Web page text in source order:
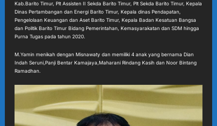
Kab.Barito Timur, Plt Assisten II Sekda Barito Timur, Plt Sekda Barito Timur, Kepala
Dinas Pertambangan dan Energi Barito Timur, Kepala dinas Pendapatan,
Pengelolaan Keuangan dan Aset Barito Timur, Kepala Badan Kesatuan Bangsa
dan Politik Barito Timur Bidang Pemerintahan, Kemasyarakatan dan SDM hingga
Purna Tugas pada tahun 2020.
M.Yamin menikah dengan Misnawaty dan memiliki 4 anak yang bernama Dian
Indah Seruni,Panji Bentar Kamajaya,Maharani Rindang Kasih dan Noor Bintang
Ramadhan.